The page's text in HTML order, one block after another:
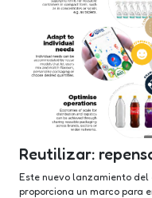
Reutilizar:
Este nuevo lanzamiento del
proporciona un marco para